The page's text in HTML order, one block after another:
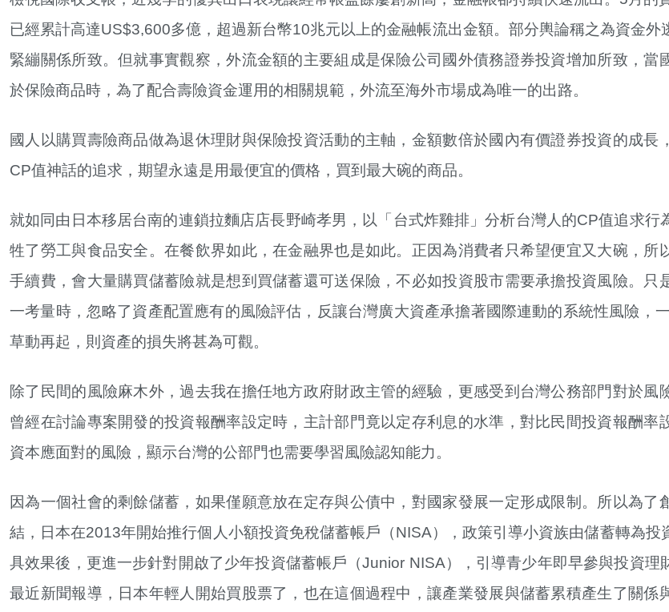
已經累計高達US$3,600多億，超過新台幣10兆元以上的金融帳流出金額。部分輿論稱之為資金外
緊繃關係所致。但就事實觀察，外流金額的主要組成是保險公司國外債務證券投資增加所致，當
於保險商品時，為了配合壽險資金運用的相關規範，外流至海外市場成為唯一的出路。
國人以購買壽險商品做為退休理財與保險投資活動的主軸，金額數倍於國內有價證券投資的成長
CP值神話的追求，期望永遠是用最便宜的價格，買到最大碗的商品。
就如同由日本移居台南的連鎖拉麵店店長野崎孝男，以「台式炸雞排」分析台灣人的CP值追求行
牲了勞工與食品安全。在餐飲界如此，在金融界也是如此。正因為消費者只希望便宜又大碗，所
手續費，會大量購買儲蓄險就是想到買儲蓄還可送保險，不必如投資股市需要承擔投資風險。只
一考量時，忽略了資產配置應有的風險評估，反讓台灣廣大資產承擔著國際連動的系統性風險，
草動再起，則資產的損失將甚為可觀。
除了民間的風險麻木外，過去我在擔任地方政府財政主管的經驗，更感受到台灣公務部門對於風
曾經在討論專案開發的投資報酬率設定時，主計部門竟以定存利息的水準，對比民間投資報酬率
資本應面對的風險，顯示台灣的公部門也需要學習風險認知能力。
因為一個社會的剩餘儲蓄，如果僅願意放在定存與公債中，對國家發展一定形成限制。所以為了
結，日本在2013年開始推行個人小額投資免稅儲蓄帳戶（NISA），政策引導小資族由儲蓄轉為投
具效果後，更進一步針對開啟了少年投資儲蓄帳戶（Junior NISA），引導青少年即早參與投資理
最近新聞報導，日本年輕人開始買股票了，也在這個過程中，讓產業發展與儲蓄累積產生了關係